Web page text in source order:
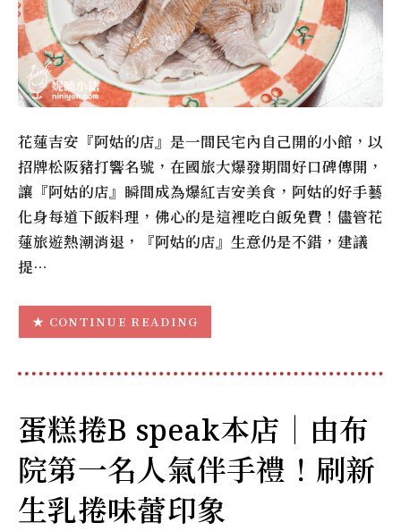
花蓮吉安『阿姑的店』是一間民宅內自己開的小館，以
招牌松阪豬打響名號，在國旅大爆發期間好口碑傳開，
讓『阿姑的店』瞬間成為爆紅吉安美食，阿姑的好手藝
化身每道下飯料理，佛心的是這裡吃白飯免費！儘管花
蓮旅遊熱潮消退，『阿姑的店』生意仍是不錯，建議
提…
CONTINUE READING
蛋糕捲B speak本店｜由布
院第一名人氣伴手禮！刷新
生乳捲味蕾印象